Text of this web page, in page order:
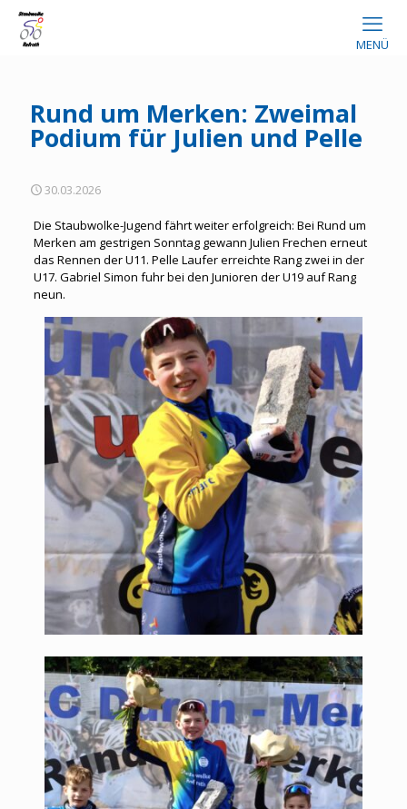
MENÜ
Rund um Merken: Zweimal
Podium für Julien und Pelle
30.03.2026
Die Staubwolke-Jugend fährt weiter erfolgreich: Bei Rund um
Merken am gestrigen Sonntag gewann Julien Frechen erneut
das Rennen der U11. Pelle Laufer erreichte Rang zwei in der
U17. Gabriel Simon fuhr bei den Junioren der U19 auf Rang
neun.